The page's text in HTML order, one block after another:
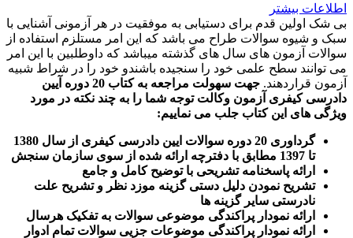
اطلاعات بیشتر
بی شک اولین قدم برای دستیابی به موفقیت در هر آزمونی آشنایی با
سبک و شیوه سوالات طراح می باشد که این امر مستلزم استفاده از
سوالات آزمون های سال های گذشته میباشد که داوطلبین با این امر
می توانند سطح علمی خود را سنجیده باشندو خود را در شراط شبیه
آزمون قراردهند.
جهت سهولت مراجعه به کتاب 20 دوره آیین
دادرسی کیفری آزمون وکالت توجه شما را به چند نکته در مورد
ویژگی های این کتاب جلب می نماییم:
گرداوری 20 دوره سوالات ایین دادرسی کیفری از سال 1380
تا 1397 مطابق با دفترچه ارائه شده از سوی سازمان سنجش
ارائه پاسخنامه تشریحی با توضیح کامل و جامع
تشریح نمودن دلیل دستی گزینه موزد نظر و تشریح علت
نادرستی سایر گزینه ها
ارائه نمودار پراکندگی موضوعی سوالات به تفکیک هرسال
رائه نمودار پراکندگی موضوعات جزیی سوالات تمام ادوار